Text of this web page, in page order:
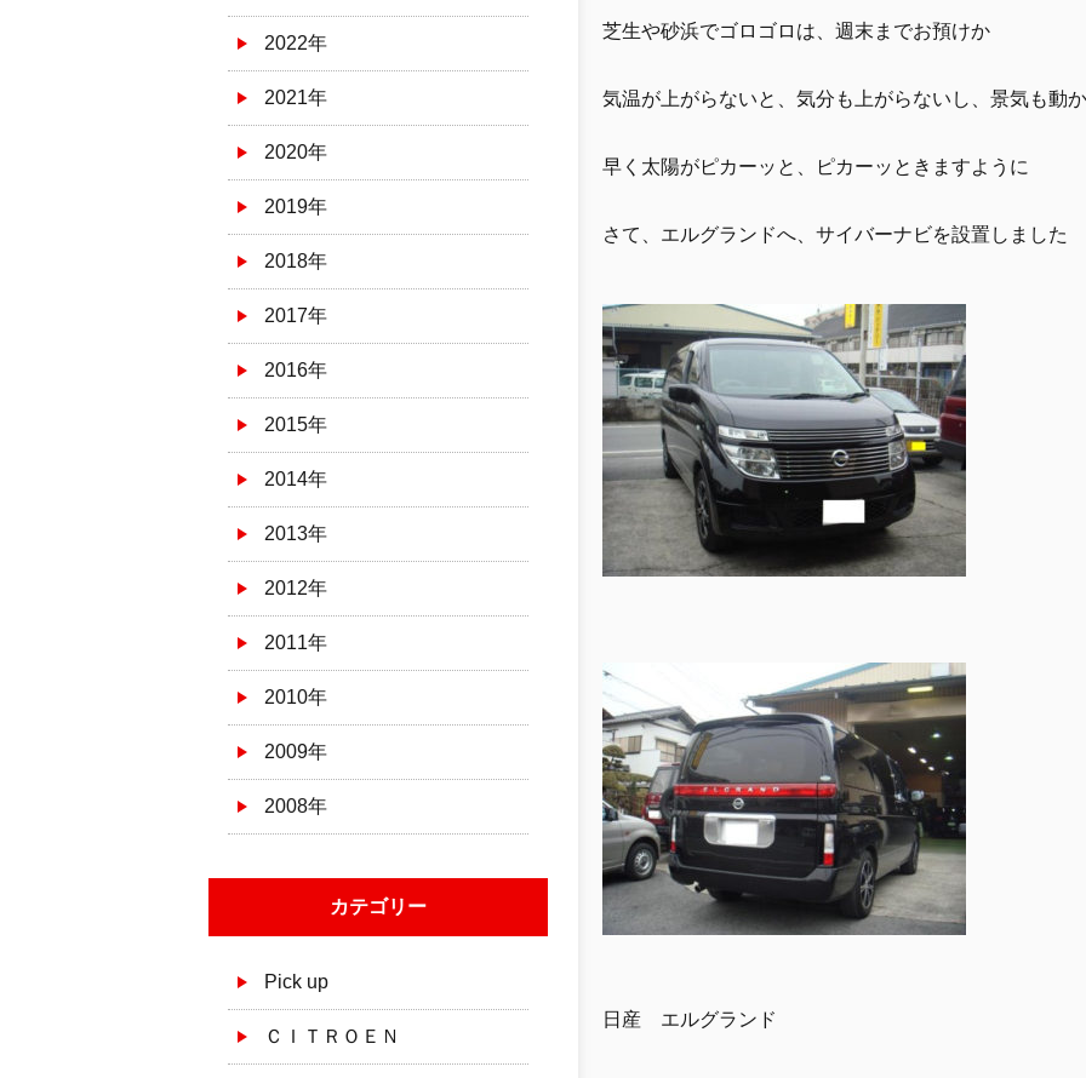
2022年
2021年
2020年
2019年
2018年
2017年
2016年
2015年
2014年
2013年
2012年
2011年
2010年
2009年
2008年
カテゴリー
Pick up
ＣＩＴＲＯＥＮ
芝生や砂浜でゴロゴロは、週末までお預けか
気温が上がらないと、気分も上がらないし、景気も動
早く太陽がピカーッと、ピカーッときますように
さて、エルグランドへ、サイバーナビを設置しました
日産 エルグランド